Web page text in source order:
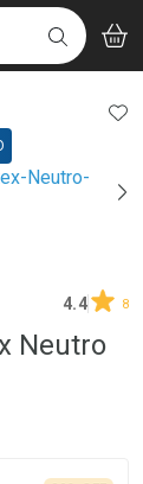
BUSCAR
4.4 8
Neutro